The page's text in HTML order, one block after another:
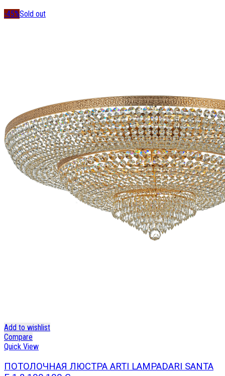
-45%Sold out
Add to wishlist
Compare
Quick View
ПОТОЛОЧНАЯ ЛЮСТРА ARTI LAMPADARI SANTA